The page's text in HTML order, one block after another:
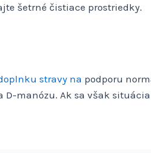
šetrné čistiace prostriedky.
stravy na podporu
D-manózu. Ak sa však